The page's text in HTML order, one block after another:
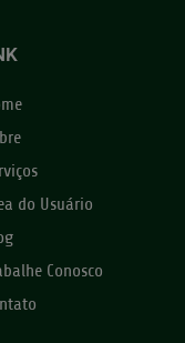
do Usuário
Conosco